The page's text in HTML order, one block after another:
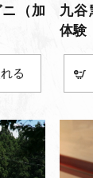
（加
九谷
体験